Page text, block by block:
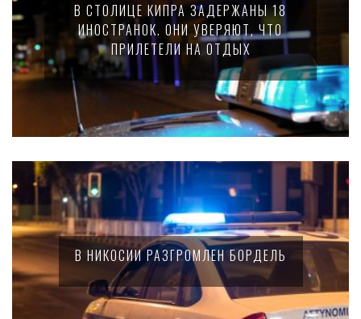
В СТОЛИЦЕ КИПРА ЗАДЕРЖАНЫ 18
ИНОСТРАНОК. ОНИ УВЕРЯЮТ, ЧТО
ПРИЛЕТЕЛИ НА ОТДЫХ
В НИКОСИИ РАЗГРОМЛЕН БОРДЕЛЬ